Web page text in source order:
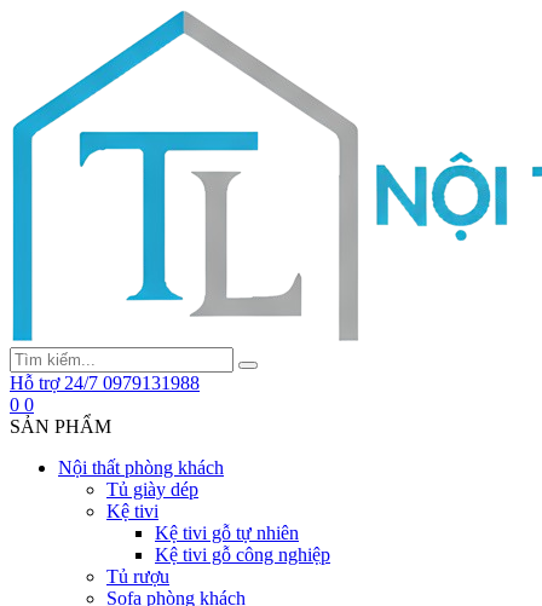
Hỗ trợ 24/7 0979131988
0 0
SẢN PHẨM
Nội thất phòng khách
Tủ giày dép
Kệ tivi
Kệ tivi gỗ tự nhiên
Kệ tivi gỗ công nghiệp
Tủ rượu
Sofa phòng khách